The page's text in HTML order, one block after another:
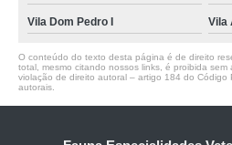
Vila Dom Pedro I Vila
O conteúdo do texto desta página é de direito
total, mesmo citando nossos links, é proibida sem
violação de direito autoral – artigo 184 do Código
autorais